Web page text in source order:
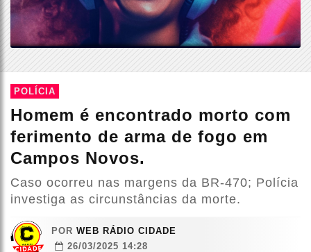
POLÍCIA
Homem é encontrado morto com
ferimento de arma de fogo em
Campos Novos.
Caso ocorreu nas margens da BR-470; Polícia
investiga as circunstâncias da morte.
POR WEB RÁDIO CIDADE
26/03/2025 14:28